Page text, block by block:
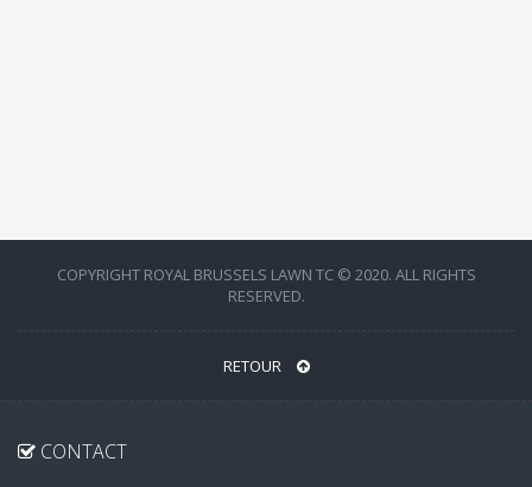
COPYRIGHT ROYAL BRUSSELS LAWN TC © 2020. ALL RIGHTS
RESERVED.
RETOUR
CONTACT